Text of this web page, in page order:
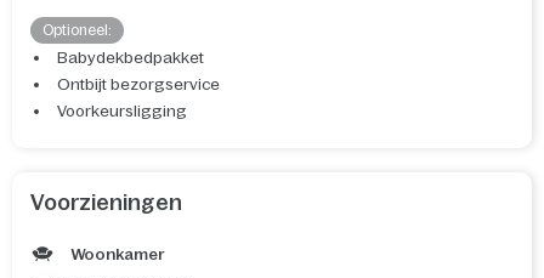
Optioneel:
Babydekbedpakket
Ontbijt bezorgservice
Voorkeursligging
Voorzieningen
Woonkamer